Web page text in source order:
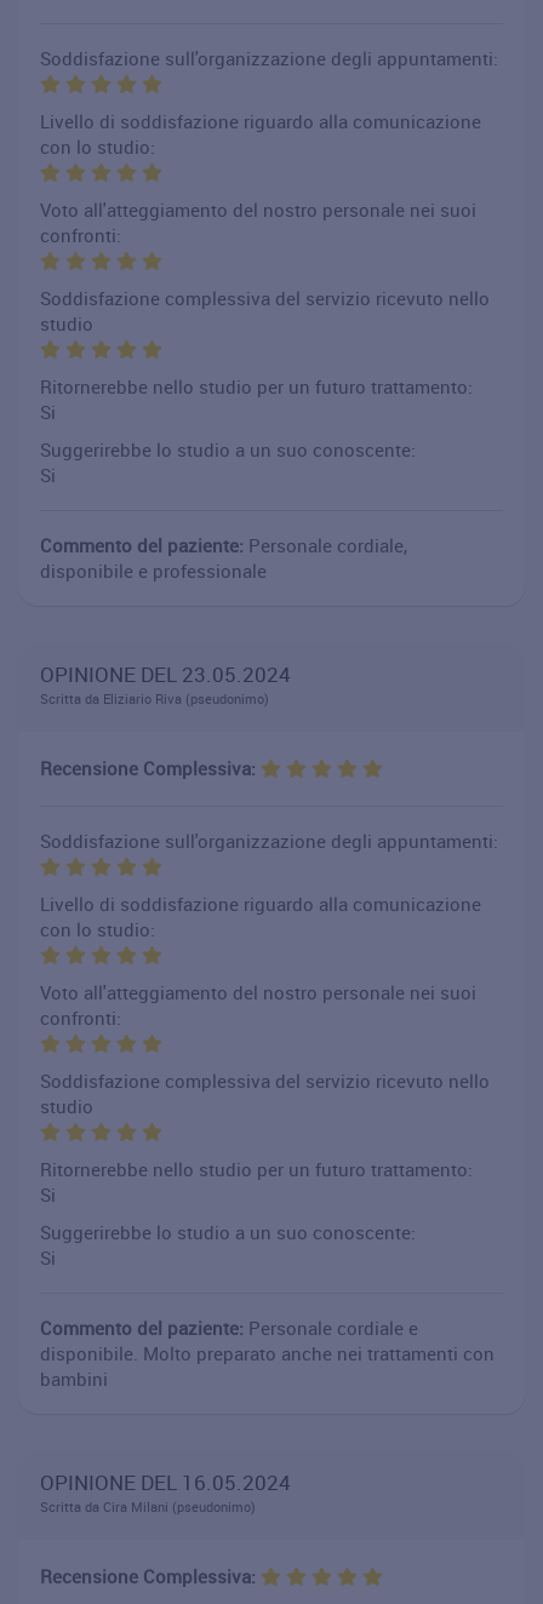
Soddisfazione sull'organizzazione degli appuntamenti:
Livello di soddisfazione riguardo alla comunicazione
con lo studio:
Voto all'atteggiamento del nostro personale nei suoi
confronti:
Soddisfazione complessiva del servizio ricevuto nello
studio
Ritornerebbe nello studio per un futuro trattamento:
Si
Suggerirebbe lo studio a un suo conoscente:
Si
Commento del paziente: Personale cordiale,
disponibile e professionale
OPINIONE DEL 23.05.2024
Scritta da Eliziario Riva (pseudonimo)
Recensione Complessiva:
Soddisfazione sull'organizzazione degli appuntamenti:
Livello di soddisfazione riguardo alla comunicazione
con lo studio:
Voto all'atteggiamento del nostro personale nei suoi
confronti:
Soddisfazione complessiva del servizio ricevuto nello
studio
Ritornerebbe nello studio per un futuro trattamento:
Si
Suggerirebbe lo studio a un suo conoscente:
Si
Commento del paziente: Personale cordiale e
disponibile. Molto preparato anche nei trattamenti con
bambini
OPINIONE DEL 16.05.2024
Scritta da Cira Milani (pseudonimo)
Recensione Complessiva: